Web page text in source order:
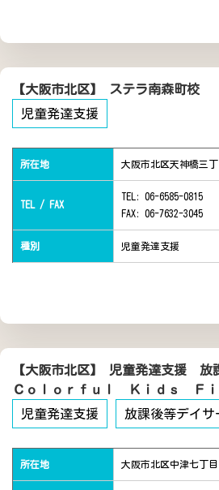
【大阪市北区】 ステラ南森町校
児童発達支援
所在地 大阪市北区天神橋三
TEL / FAX
TEL: 06-6585-0815
FAX: 06-7632-3045
種別 児童発達支援
【大阪市北区】 児童発達支援
Ｃｏｌｏｒｆｕｌ Ｋｉｄｓ Ｆｉ
児童発達支援
放課後等デイサ
所在地 大阪市北区中津七丁